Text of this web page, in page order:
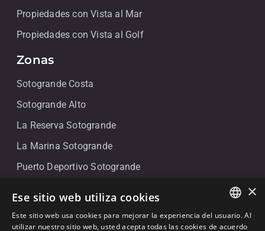
Propiedades con Vista al Mar
Propiedades con Vista al Golf
Zonas
Sotogrande Costa
Sotogrande Alto
La Reserva Sotogrande
La Marina Sotogrande
Puerto Deportivo Sotogrande
Contacto
+34 607 911 661
ENGLISH
×
Ese sitio web utiliza cookies
Este sitio web usa cookies para mejorar la experiencia del usuario. Al
utilizar nuestro sitio web, usted acepta todas las cookies de acuerdo